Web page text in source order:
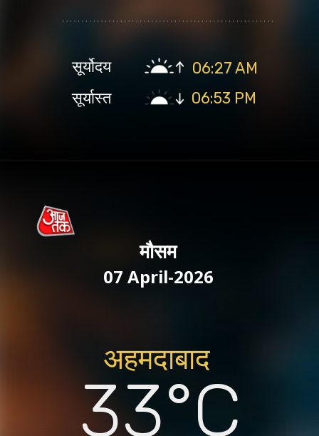
सूर्योदय
सूर्यास्त
06:27 AM
06:53 PM
33°C
मौसम
अहमदाबाद
07 April-2026